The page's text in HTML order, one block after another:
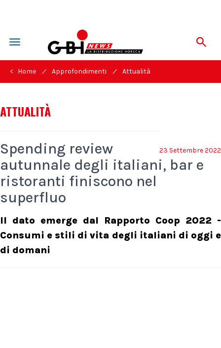
Toggle
navigation
< Home / Approfondimenti / Attualità
ATTUALITÀ
23 Settembre 2022
Spending review
autunnale degli italiani, bar e
ristoranti finiscono nel
superfluo
Il dato emerge dal Rapporto Coop 2022 -
Consumi e stili di vita degli italiani di oggi e
di domani